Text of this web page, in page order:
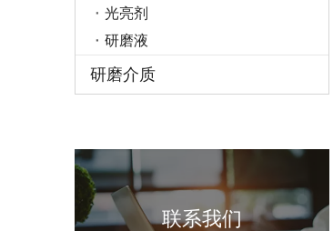
光亮剂
研磨液
研磨介质
联系我们